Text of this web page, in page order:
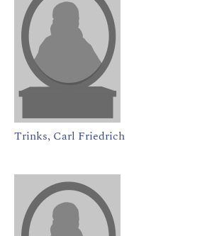
Trinks, Carl Friedrich